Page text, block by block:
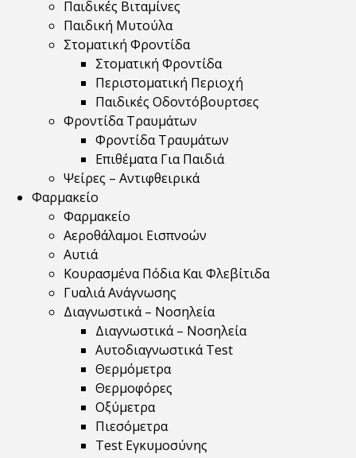
Παιδικές Βιταμίνες
Παιδική Μυτούλα
Στοματική Φροντίδα
Στοματική Φροντίδα
Περιστοματική Περιοχή
Παιδικές Οδοντόβουρτσες
Φροντίδα Τραυμάτων
Φροντίδα Τραυμάτων
Επιθέματα Για Παιδιά
Ψείρες – Αντιφθειρικά
Φαρμακείο
Φαρμακείο
Αεροθάλαμοι Εισπνοών
Αυτιά
Κουρασμένα Πόδια Και Φλεβίτιδα
Γυαλιά Ανάγνωσης
Διαγνωστικά – Νοσηλεία
Διαγνωστικά – Νοσηλεία
Αυτοδιαγνωστικά Test
Θερμόμετρα
Θερμοφόρες
Οξύμετρα
Πιεσόμετρα
Test Εγκυμοσύνης